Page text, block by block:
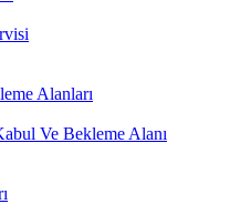
Alanları
Ve Bekleme Alanı